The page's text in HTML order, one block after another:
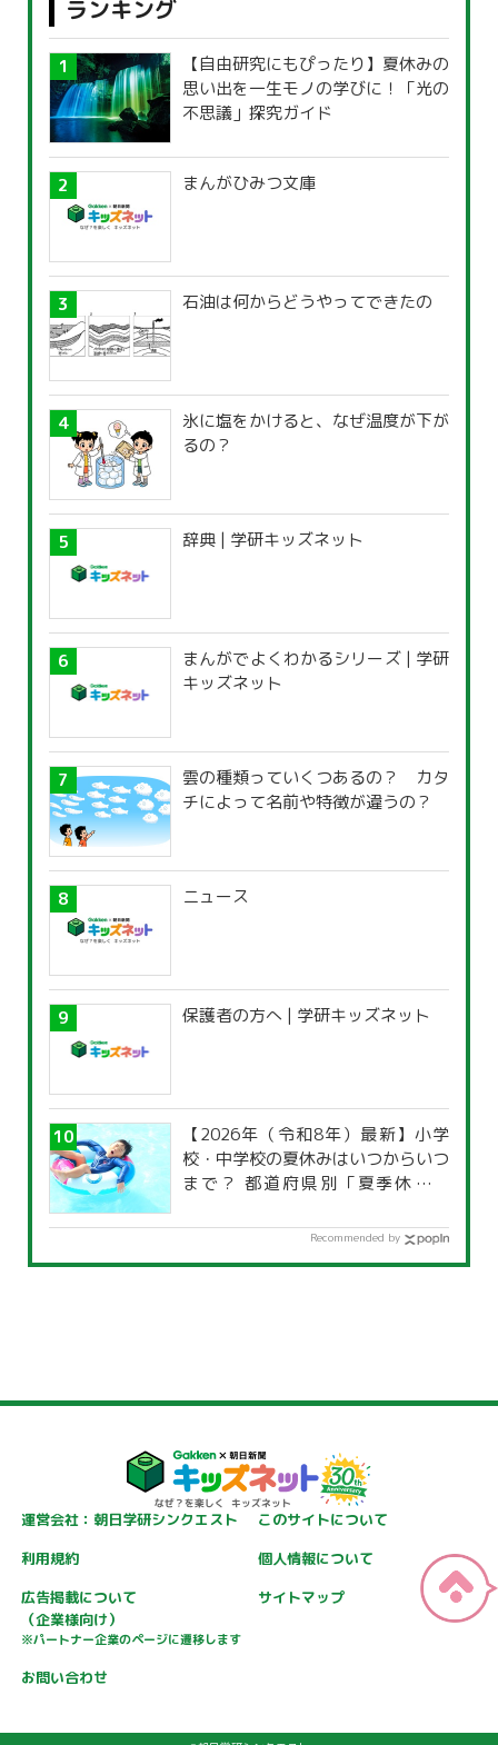
ランキング
【自由研究にもぴったり】夏休みの
思い出を一生モノの学びに！「光の
不思議」探究ガイド
まんがひみつ文庫
石油は何からどうやってできたの
氷に塩をかけると、なぜ温度が下が
るの？
辞典 | 学研キッズネット
まんがでよくわかるシリーズ | 学研
キッズネット
雲の種類っていくつあるの？ カタ
チによって名前や特徴が違うの？
ニュース
保護者の方へ | 学研キッズネット
【2026年（令和8年）最新】小学
校・中学校の夏休みはいつからいつ
まで？ 都道府県別「夏季休暇一
Recommended by
運営会社：朝日学研シンクエスト
このサイトについて
利用規約
個人情報について
広告掲載について
（企業様向け）
※パートナー企業のページに遷移します
サイトマップ
お問い合わせ